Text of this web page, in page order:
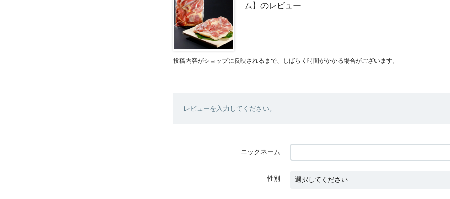
ム】のレビュー
投稿内容がショップに反映されるまで、しばらく時間がかかる場合がございます。
レビューを入力してください。
ニックネーム
性別